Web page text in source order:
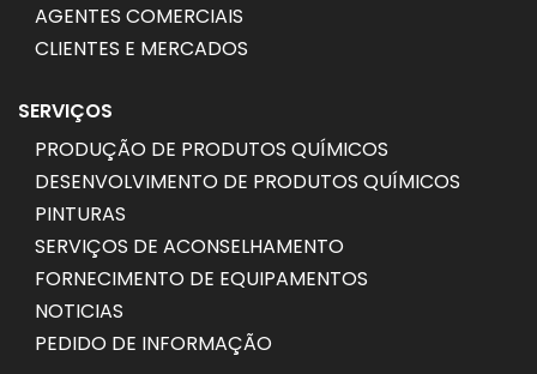
AGENTES COMERCIAIS
CLIENTES E MERCADOS
SERVIÇOS
PRODUÇÃO DE PRODUTOS QUÍMICOS
DESENVOLVIMENTO DE PRODUTOS QUÍMICOS
PINTURAS
SERVIÇOS DE ACONSELHAMENTO
FORNECIMENTO DE EQUIPAMENTOS
NOTICIAS
PEDIDO DE INFORMAÇÃO